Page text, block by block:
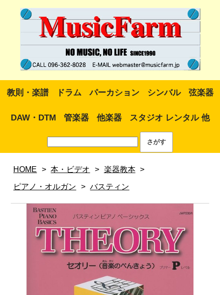
教則・楽譜 ドラム パーカション シンバル 弦楽器
DAW・DTM 管楽器 他楽器 スタジオ レンタル 他
HOME > 本・ビデオ > 楽器教本 >
ピアノ・オルガン > バスティン